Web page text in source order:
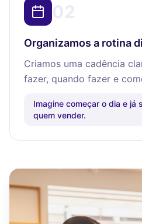
Organizamos a rotina
Criamos uma cadência
fazer, quando fazer e
Imagine começar o dia e já
quem vender.